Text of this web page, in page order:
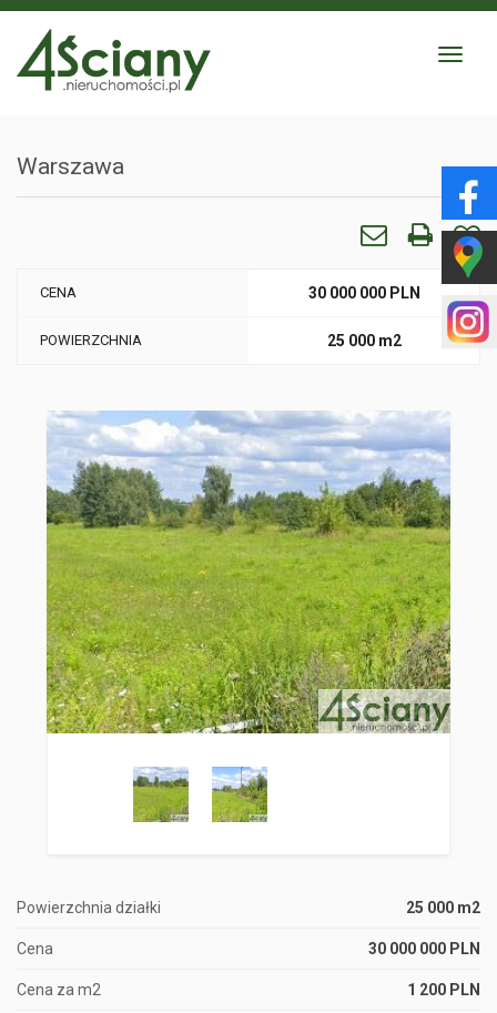
Toggle
Warszawa
CENA 30 000 000 PLN
POWIERZCHNIA 25 000 m2
Powierzchnia działki 25 000 m2
Cena 30 000 000 PLN
Cena za m2 1 200 PLN